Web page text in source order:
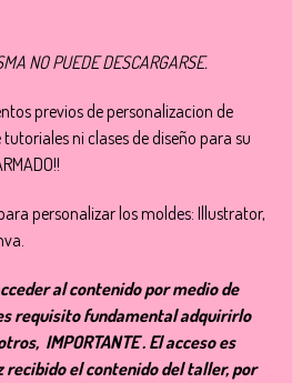
NO PUEDE DESCARGARSE.
previos de personalizacion de
ni clases de diseño para su
personalizar los moldes: Illustrator,
al contenido por medio de
requisito fundamental adquirirlo
IMPORTANTE . El acceso es
recibido el contenido del taller, por